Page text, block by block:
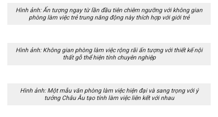
Hình ảnh: Ấn tượng ngay từ lần đầu tiên chiêm ngưỡng với không gian
phòng làm việc trẻ trung năng động này thích hợp với giới trẻ
Hình ảnh: Không gian phòng làm việc rộng rãi ấn tượng với thiết kế nội
thất gỗ thể hiện tính chuyên nghiệp
Hình ảnh: Một mẫu văn phòng làm việc hiện đại và sang trọng với ý
tưởng Châu Âu tạo tính làm việc liên kết với nhau